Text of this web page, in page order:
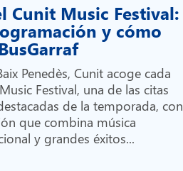
Cunit Music Festival:
y cómo
Penedès, Cunit acoge cada
Festival, una de las citas
de la temporada, con
que combina música
y grandes éxitos...